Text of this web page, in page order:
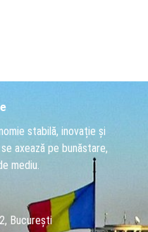
stabilă, inovație și
axează pe bunăstare,
mediu.
București